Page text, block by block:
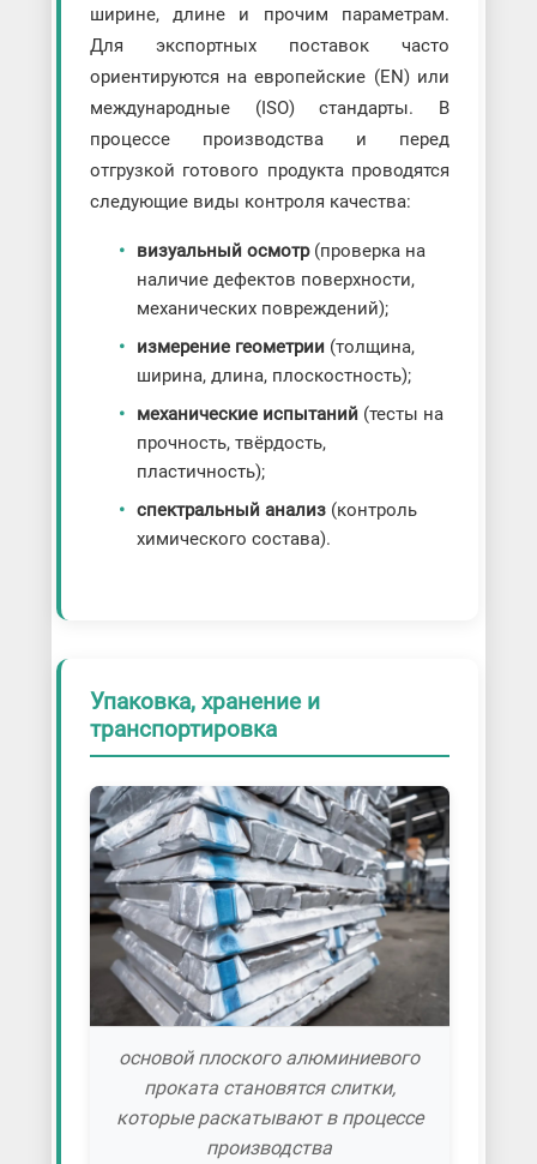
ширине, длине и прочим параметрам.
Для экспортных поставок часто
ориентируются на европейские (EN) или
международные (ISO) стандарты. В
процессе производства и перед
отгрузкой готового продукта проводятся
следующие виды контроля качества:
визуальный осмотр(проверка на
наличие дефектов поверхности,
механических повреждений);
измерение геометрии (толщина,
ширина, длина, плоскостность);
механические испытаний (тесты на
прочность, твёрдость,
пластичность);
спектральный анализ (контроль
химического состава).
Упаковка, хранение и
транспортировка
основой плоского алюминиевого
проката становятся слитки,
которые раскатывают в процессе
производства